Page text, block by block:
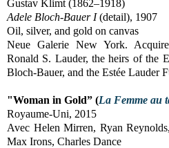
Gustav Klimt (1862–1918)
Adele Bloch-Bauer I(detail), 1907
Oil, silver, and gold on canvas
Neue Galerie New York.
Ronald S. Lauder, the heirs of the
Bloch-Bauer, and the Estée Lauder
"Woman in Gold” (La Femme au
Royaume-Uni, 2015
Avec Helen Mirren, Ryan
Max Irons, Charles Dance